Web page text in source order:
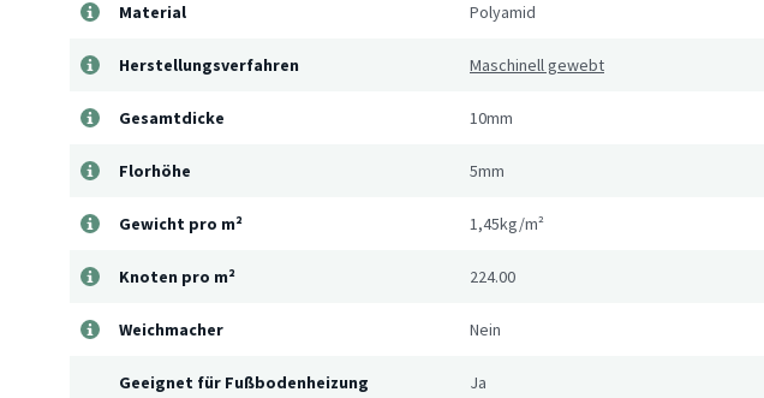
Material Polyamid
Herstellungsverfahren Maschinell gewebt
Gesamtdicke 10mm
Florhöhe 5mm
Gewicht pro m² 1,45kg/m²
Knoten pro m² 224.00
Weichmacher Nein
Geeignet für Fußbodenheizung Ja